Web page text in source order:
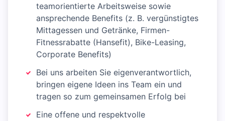
teamorientierte Arbeitsweise sowie
ansprechende Benefits (z. B. vergünstigtes
Mittagessen und Getränke, Firmen-
Fitnessrabatte (Hansefit), Bike-Leasing,
Corporate Benefits)
Bei uns arbeiten Sie eigenverantwortlich,
bringen eigene Ideen ins Team ein und
tragen so zum gemeinsamen Erfolg bei
Eine offene und respektvolle